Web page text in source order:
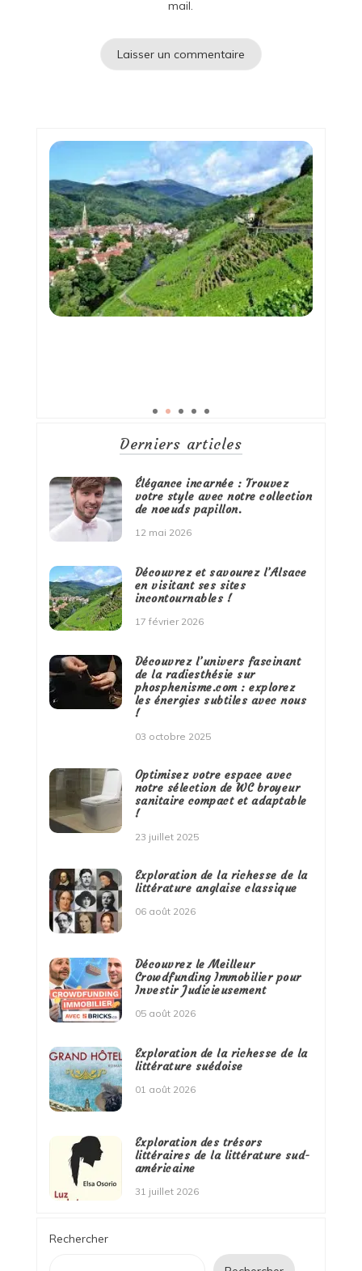
mail.
Derniers articles
Élégance incarnée : Trouvez
votre style avec notre collection
de noeuds papillon.
12 mai 2026
Découvrez et savourez l’Alsace
en visitant ses sites
incontournables !
17 février 2026
Découvrez l’univers fascinant
de la radiesthésie sur
phosphenisme.com : explorez
les énergies subtiles avec nous
!
03 octobre 2025
Optimisez votre espace avec
notre sélection de WC broyeur
sanitaire compact et adaptable
!
23 juillet 2025
Exploration de la richesse de la
littérature anglaise classique
06 août 2026
Découvrez le Meilleur
Crowdfunding Immobilier pour
Investir Judicieusement
05 août 2026
Exploration de la richesse de la
littérature suédoise
01 août 2026
Exploration des trésors
littéraires de la littérature sud-
américaine
31 juillet 2026
Rechercher